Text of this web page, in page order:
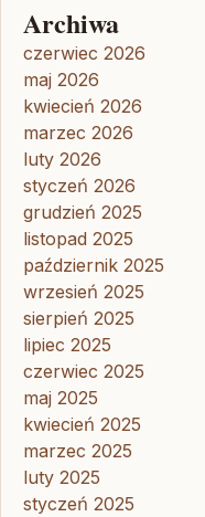
Archiwa
czerwiec 2026
maj 2026
kwiecień 2026
marzec 2026
luty 2026
styczeń 2026
grudzień 2025
listopad 2025
październik 2025
wrzesień 2025
sierpień 2025
lipiec 2025
czerwiec 2025
maj 2025
kwiecień 2025
marzec 2025
luty 2025
styczeń 2025